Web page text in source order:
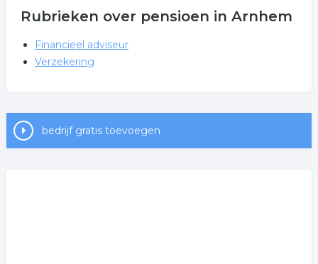
Rubrieken over pensioen in Arnhem
Financieel adviseur
Verzekering
bedrijf gratis toevoegen